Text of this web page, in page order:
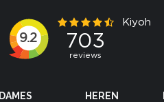
DAMES HEREN